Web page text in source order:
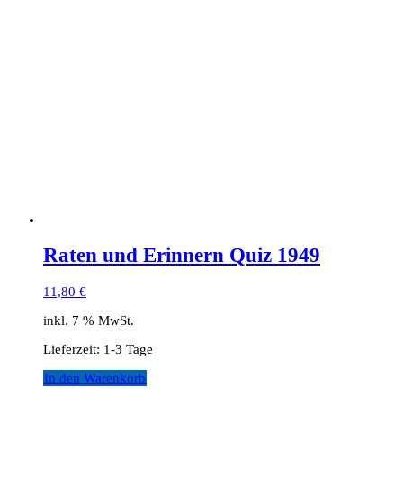
Raten und Erinnern Quiz 1949
11,80 €
inkl. 7 % MwSt.
Lieferzeit: 1-3 Tage
In den Warenkorb